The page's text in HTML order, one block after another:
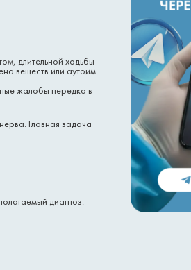
длительной ходьбы
веществ или аутоим
жалобы нередко в
Главная задача
диагноз.